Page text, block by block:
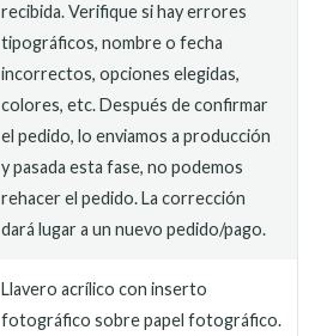
recibida. Verifique si hay errores
tipográficos, nombre o fecha
incorrectos, opciones elegidas,
colores, etc. Después de confirmar
el pedido, lo enviamos a producción
y pasada esta fase, no podemos
rehacer el pedido. La corrección
dará lugar a un nuevo pedido/pago.
Llavero acrílico con inserto
fotográfico sobre papel fotográfico.